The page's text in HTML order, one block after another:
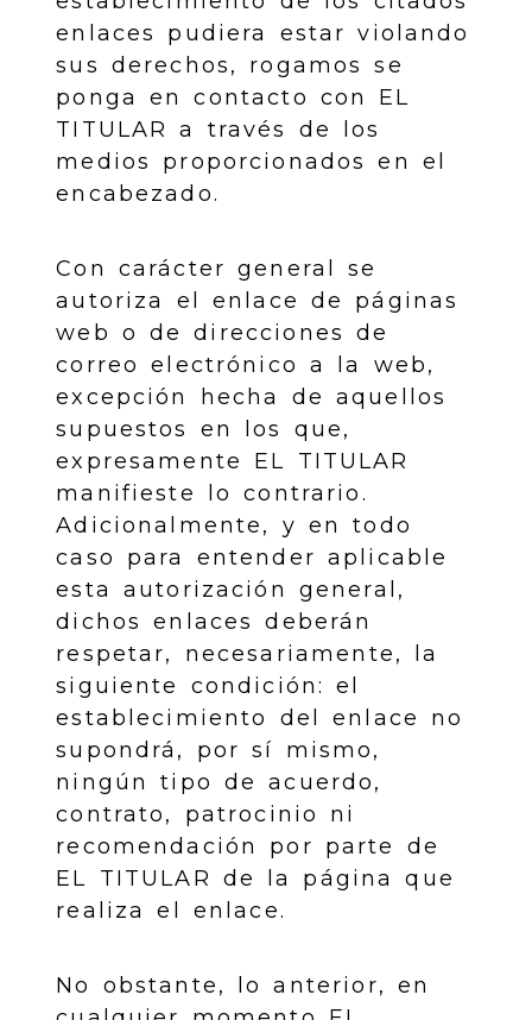
enlaces pudiera estar violando
sus derechos, rogamos se
ponga en contacto con EL
TITULAR a través de los
medios proporcionados en el
encabezado.
Con carácter general se
autoriza el enlace de páginas
web o de direcciones de
correo electrónico a la web,
excepción hecha de aquellos
supuestos en los que,
expresamente EL TITULAR
manifieste lo contrario.
Adicionalmente, y en todo
caso para entender aplicable
esta autorización general,
dichos enlaces deberán
respetar, necesariamente, la
siguiente condición: el
establecimiento del enlace no
supondrá, por sí mismo,
ningún tipo de acuerdo,
contrato, patrocinio ni
recomendación por parte de
EL TITULAR de la página que
realiza el enlace.
No obstante, lo anterior, en